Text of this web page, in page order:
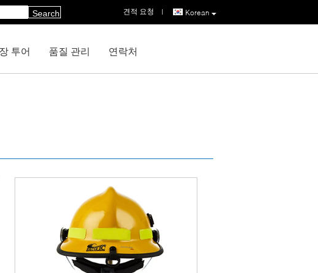
Korean
견적 요청 |
Search
투어 품질 관리 연락처